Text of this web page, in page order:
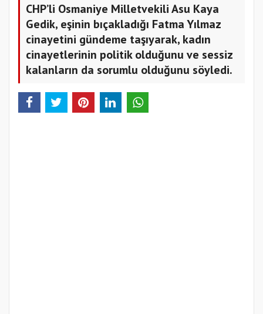
CHP’li Osmaniye Milletvekili Asu Kaya
Gedik, eşinin bıçakladığı Fatma Yılmaz
cinayetini gündeme taşıyarak, kadın
cinayetlerinin politik olduğunu ve sessiz
kalanların da sorumlu olduğunu söyledi.